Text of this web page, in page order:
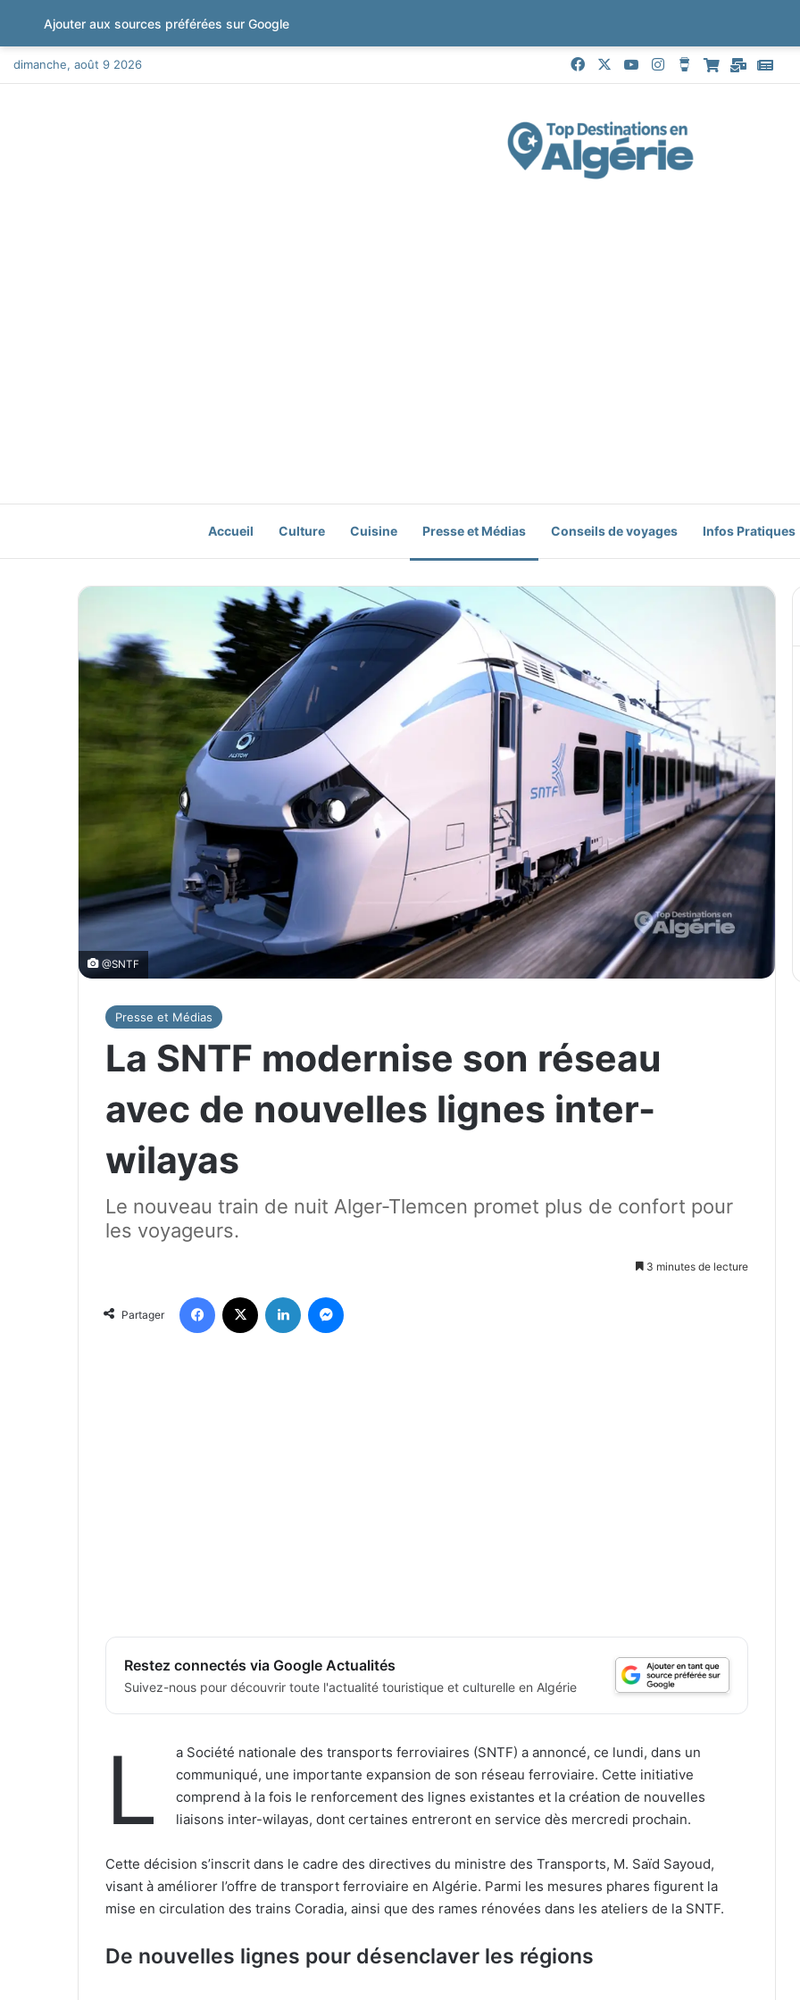
dimanche, août 9 2026 FacebookYouTubeInstagramBuy Me a
Boutique
Mail
Accueil Culture Cuisine Presse et Médias Conseils de voyages Infos Pratiques
@SNTF
Presse et Médias
La SNTF modernise son réseau
avec de nouvelles lignes inter-
wilayas
Le nouveau train de nuit Alger-Tlemcen promet plus de confort pour
les voyageurs.
3 minutes de lecture
Partager
Restez connectés via Google Actualités
Suivez-nous pour découvrir toute l'actualité touristique et culturelle en Algérie
L
a Société nationale des transports ferroviaires (SNTF) a annoncé, ce lundi, dans un
communiqué, une importante expansion de son réseau ferroviaire. Cette initiative
comprend à la fois le renforcement des lignes existantes et la création de nouvelles
liaisons inter-wilayas, dont certaines entreront en service dès mercredi prochain.
Cette décision s’inscrit dans le cadre des directives du ministre des Transports, M. Saïd Sayoud,
visant à améliorer l’offre de transport ferroviaire en Algérie. Parmi les mesures phares figurent la
mise en circulation des trains Coradia, ainsi que des rames rénovées dans les ateliers de la SNTF.
De nouvelles lignes pour désenclaver les régions
Ajouter aux sources préférées sur Google